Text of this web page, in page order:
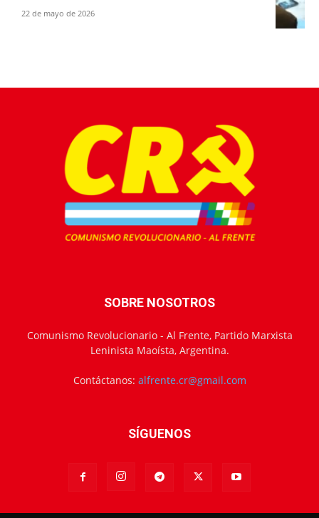
22 de mayo de 2026
SOBRE NOSOTROS
Comunismo Revolucionario - Al Frente, Partido Marxista
Leninista Maoísta, Argentina.
Contáctanos: alfrente.cr@gmail.com
SÍGUENOS